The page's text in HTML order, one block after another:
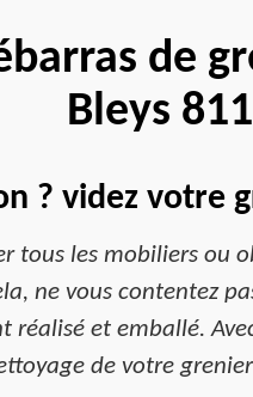
de
Bleys
? videz votre
tous les mobiliers ou
ne vous contentez
et emballé.
de votre